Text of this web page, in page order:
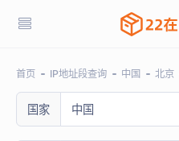
首页 IP地址段查询 中国 北京
国家 中国